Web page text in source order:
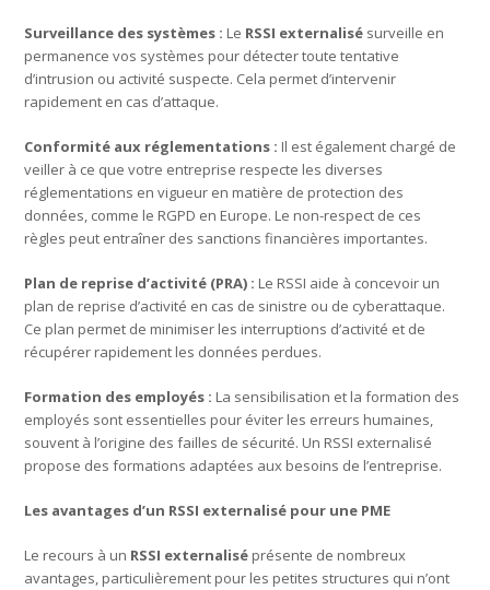
Surveillance des systèmes : Le RSSI externalisé surveille en
permanence vos systèmes pour détecter toute tentative
d’intrusion ou activité suspecte. Cela permet d’intervenir
rapidement en cas d’attaque.
Conformité aux réglementations : Il est également chargé de
veiller à ce que votre entreprise respecte les diverses
réglementations en vigueur en matière de protection des
données, comme le RGPD en Europe. Le non-respect de ces
règles peut entraîner des sanctions financières importantes.
Plan de reprise d’activité (PRA) : Le RSSI aide à concevoir un
plan de reprise d’activité en cas de sinistre ou de cyberattaque.
Ce plan permet de minimiser les interruptions d’activité et de
récupérer rapidement les données perdues.
Formation des employés : La sensibilisation et la formation des
employés sont essentielles pour éviter les erreurs humaines,
souvent à l’origine des failles de sécurité. Un RSSI externalisé
propose des formations adaptées aux besoins de l’entreprise.
Les avantages d’un RSSI externalisé pour une PME
Le recours à un RSSI externalisé présente de nombreux
avantages, particulièrement pour les petites structures qui n’ont